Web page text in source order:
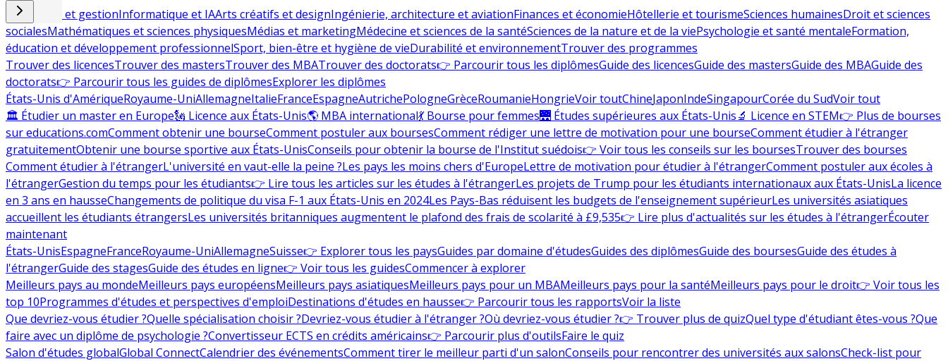
Commerce et gestionInformatique et IAArts créatifs et designIngénierie, architecture et aviationFinances et économieHôtellerie et tourismeSciences humainesDroit et sciences
socialesMathématiques et sciences physiquesMédias et marketingMédecine et sciences de la santéSciences de la nature et de la viePsychologie et santé mentaleFormation,
éducation et développement professionnelSport, bien-être et hygiène de vieDurabilité et environnementTrouver des programmes
Trouver des licencesTrouver des mastersTrouver des MBATrouver des doctorats👉 Parcourir tous les diplômesGuide des licencesGuide des mastersGuide des MBAGuide des
doctorats👉 Parcourir tous les guides de diplômesExplorer les diplômes
États-Unis d'AmériqueRoyaume-UniAllemagneItalieFranceEspagneAutrichePologneGrèceRoumanieHongrieVoir toutChineJaponIndeSingapourCorée du SudVoir tout
🏛 Étudier un master en Europe🗽 Licence aux États-Unis🌎 MBA international💃 Bourse pour femmes🌉 Études supérieures aux États-Unis🔬 Licence en STEM👉 Plus de bourses
sur educations.comComment obtenir une bourseComment postuler aux boursesComment rédiger une lettre de motivation pour une bourseComment étudier à l'étranger
gratuitementObtenir une bourse sportive aux États-UnisConseils pour obtenir la bourse de l'Institut suédois👉 Voir tous les conseils sur les boursesTrouver des bourses
Comment étudier à l'étrangerL'université en vaut-elle la peine ?Les pays les moins chers d'EuropeLettre de motivation pour étudier à l'étrangerComment postuler aux écoles à
l'étrangerGestion du temps pour les étudiants👉 Lire tous les articles sur les études à l'étrangerLes projets de Trump pour les étudiants internationaux aux États-UnisLa licence
en 3 ans en hausseChangements de politique du visa F-1 aux États-Unis en 2024Les Pays-Bas réduisent les budgets de l'enseignement supérieurLes universités asiatiques
accueillent les étudiants étrangersLes universités britanniques augmentent le plafond des frais de scolarité à £9,535👉 Lire plus d'actualités sur les études à l'étrangerÉcouter
maintenant
États-UnisEspagneFranceRoyaume-UniAllemagneSuisse👉 Explorer tous les paysGuides par domaine d'étudesGuides des diplômesGuide des boursesGuide des études à
l'étrangerGuide des stagesGuide des études en ligne👉 Voir tous les guidesCommencer à explorer
Meilleurs pays au mondeMeilleurs pays européensMeilleurs pays asiatiquesMeilleurs pays pour un MBAMeilleurs pays pour la santéMeilleurs pays pour le droit👉 Voir tous les
top 10Programmes d'études et perspectives d'emploiDestinations d'études en hausse👉 Parcourir tous les rapportsVoir la liste
Que devriez-vous étudier ?Quelle spécialisation choisir ?Devriez-vous étudier à l'étranger ?Où devriez-vous étudier ?👉 Trouver plus de quizQuel type d'étudiant êtes-vous ?Que
faire avec un diplôme de psychologie ?Convertisseur ECTS en crédits américains👉 Parcourir plus d'outilsFaire le quiz
Salon d'études globalGlobal ConnectCalendrier des événementsComment tirer le meilleur parti d'un salonConseils pour rencontrer des universités aux salonsCheck-list pour